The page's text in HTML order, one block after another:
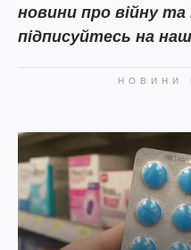
новини про війну та
підписуйтесь на наш